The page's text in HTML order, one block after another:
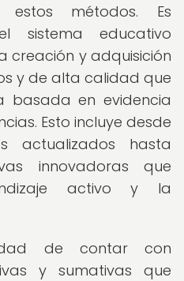
estos métodos. Es
sistema educativo
creación y adquisición
y de alta calidad que
basada en evidencia
Esto incluye desde
actualizados hasta
innovadoras que
activo y la
de contar con
y sumativas que